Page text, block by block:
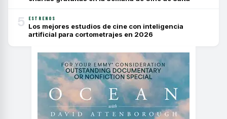
5 ESTRENOS
Los mejores estudios de cine con inteligencia
artificial para cortometrajes en 2026